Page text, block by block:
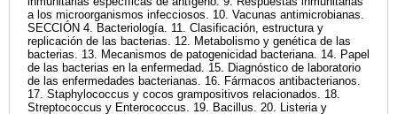
a los microorganismos infecciosos. 10. Vacunas antimicrobianas.
SECCIÓN 4. Bacteriología. 11. Clasificación, estructura y
replicación de las bacterias. 12. Metabolismo y genética de las
bacterias. 13. Mecanismos de patogenicidad bacteriana. 14. Papel
de las bacterias en la enfermedad. 15. Diagnóstico de laboratorio
de las enfermedades bacterianas. 16. Fármacos antibacterianos.
17. Staphylococcus y cocos grampositivos relacionados. 18.
Streptococcus y Enterococcus. 19. Bacillus. 20. Listeria y